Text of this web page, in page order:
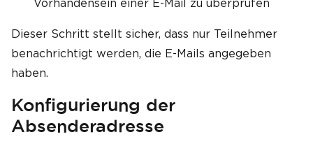
Vorhandensein einer E-Mail zu überprüfen
Dieser Schritt stellt sicher, dass nur Teilnehmer
benachrichtigt werden, die E-Mails angegeben
haben.
Konfigurierung der
Absenderadresse